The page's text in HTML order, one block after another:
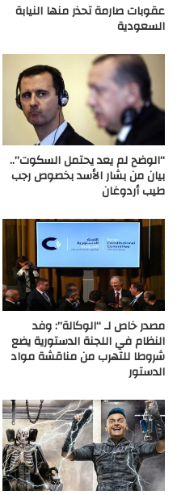
عقوبات صارمة تحذر منها النيابة
السعودية
“الوضح لم يعد يحتمل السكوت”..
بيان من بشار الأسد بخصوص رجب
طيب أردوغان
مصدر خاص لـ “الوكالة”: وفد
النظام في اللجنة الدستورية يضع
شروطا للتهرب من مناقشة مواد
الدستور